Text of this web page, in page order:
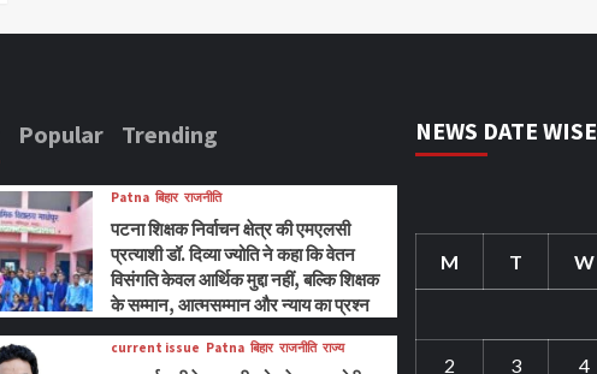
Popular Trending
Patna बिहार राजनीति
पटना शिक्षक निर्वाचन क्षेत्र की एमएलसी
प्रत्याशी डॉ. दिव्या ज्योति ने कहा कि वेतन
विसंगति केवल आर्थिक मुद्दा नहीं, बल्कि शिक्षक
के सम्मान, आत्मसम्मान और न्याय का प्रश्न
current issue Patna बिहार राजनीति राज्य
NEWS DATE WISE
M T W
2 3 4